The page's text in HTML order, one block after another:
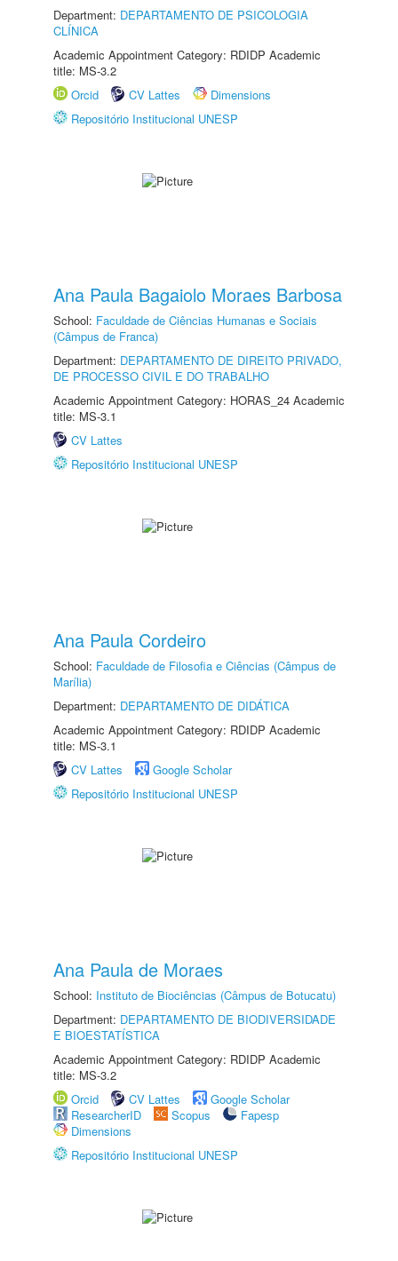
Department: DEPARTAMENTO DE PSICOLOGIA
CLÍNICA
Academic Appointment Category: RDIDP Academic
title: MS-3.2
Orcid
CV Lattes
Dimensions
Repositório Institucional UNESP
Ana Paula Bagaiolo Moraes Barbosa
School: Faculdade de Ciências Humanas e Sociais
(Câmpus de Franca)
Department: DEPARTAMENTO DE DIREITO PRIVADO,
DE PROCESSO CIVIL E DO TRABALHO
Academic Appointment Category: HORAS_24 Academic
title: MS-3.1
CV Lattes
Repositório Institucional UNESP
Ana Paula Cordeiro
School: Faculdade de Filosofia e Ciências (Câmpus de
Marília)
Department: DEPARTAMENTO DE DIDÁTICA
Academic Appointment Category: RDIDP Academic
title: MS-3.1
CV Lattes
Google Scholar
Repositório Institucional UNESP
Ana Paula de Moraes
School: Instituto de Biociências (Câmpus de Botucatu)
Department: DEPARTAMENTO DE BIODIVERSIDADE
E BIOESTATÍSTICA
Academic Appointment Category: RDIDP Academic
title: MS-3.2
Orcid
CV Lattes
Google Scholar
ResearcherID
Scopus
Fapesp
Dimensions
Repositório Institucional UNESP